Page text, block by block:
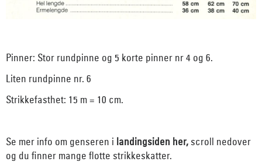
Pinner: Stor rundpinne og 5 korte pinner nr 4 og 6.
Liten rundpinne nr. 6
Strikkefasthet: 15 m = 10 cm.
Se mer info om genseren i landingsiden her, scroll nedover
og du finner mange flotte strikkeskatter.